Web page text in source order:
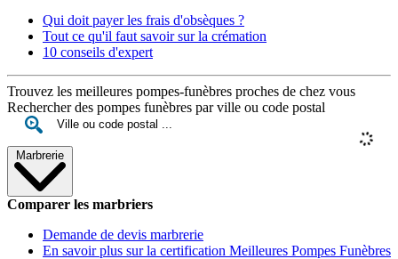
Qui doit payer les frais d'obsèques ?
Tout ce qu'il faut savoir sur la crémation
10 conseils d'expert
Trouvez les meilleures pompes-funèbres proches de chez vous
Rechercher des pompes funèbres par ville ou code postal
Marbrerie
Comparer les marbriers
Demande de devis marbrerie
En savoir plus sur la certification Meilleures Pompes Funèbres